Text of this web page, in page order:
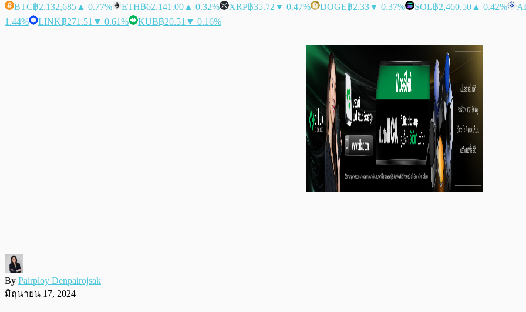
BTC฿2,132,685 ▲ 0.77% ETH฿62,141.00 ▲ 0.32% XRP฿35.72 ▼ 0.47% DOGE฿2.33▼ 0.37% SOL฿2,460.50 ▲ 0.42%
1.44%
LINK฿271.51 ▼ 0.61% KUB฿20.51 ▼ 0.16%
By Pairploy Denpairojsak
มิถุนายน 17, 2024